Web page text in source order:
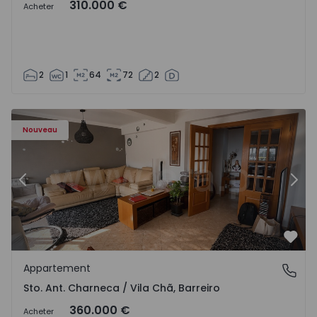
Acheter 310.000 €
2 1 64 72 2
Nouveau
- 1573477 - 14
Appartement T3 Barreiro, Sto. Ant. Charneca / Vila Chã -
Précédent
Sto. Ant. Charneca / Vila Chã, Barreiro
Appartement
Sto. Ant. Charneca / Vila Chã, Barreiro
Acheter 360.000 €